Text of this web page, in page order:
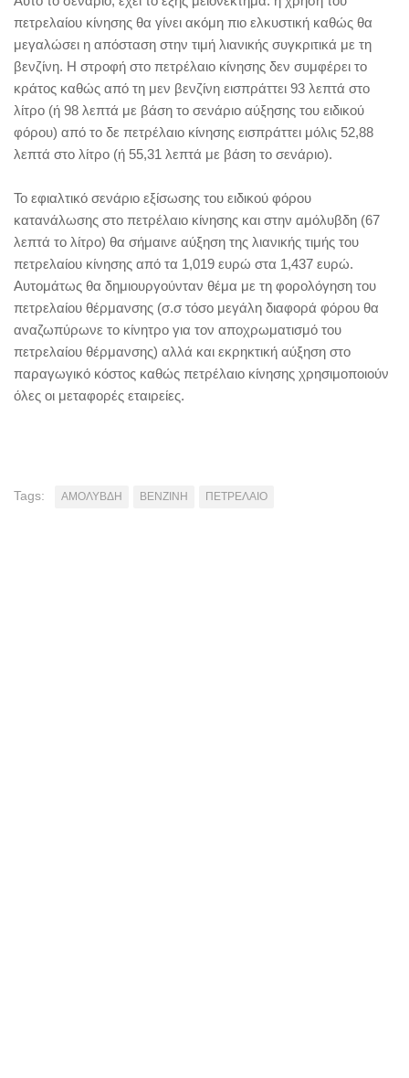
πετρελαίου κίνησης θα γίνει ακόμη πιο ελκυστική καθώς θα
μεγαλώσει η απόσταση στην τιμή λιανικής συγκριτικά με τη
βενζίνη. Η στροφή στο πετρέλαιο κίνησης δεν συμφέρει το
κράτος καθώς από τη μεν βενζίνη εισπράττει 93 λεπτά στο
λίτρο (ή 98 λεπτά με βάση το σενάριο αύξησης του ειδικού
φόρου) από το δε πετρέλαιο κίνησης εισπράττει μόλις 52,88
λεπτά στο λίτρο (ή 55,31 λεπτά με βάση το σενάριο).
Το εφιαλτικό σενάριο εξίσωσης του ειδικού φόρου
κατανάλωσης στο πετρέλαιο κίνησης και στην αμόλυβδη (67
λεπτά το λίτρο) θα σήμαινε αύξηση της λιανικής τιμής του
πετρελαίου κίνησης από τα 1,019 ευρώ στα 1,437 ευρώ.
Αυτομάτως θα δημιουργούνταν θέμα με τη φορολόγηση του
πετρελαίου θέρμανσης (σ.σ τόσο μεγάλη διαφορά φόρου θα
αναζωπύρωνε το κίνητρο για τον αποχρωματισμό του
πετρελαίου θέρμανσης) αλλά και εκρηκτική αύξηση στο
παραγωγικό κόστος καθώς πετρέλαιο κίνησης χρησιμοποιούν
όλες οι μεταφορές εταιρείες.
Tags: ΑΜΟΛΥΒΔΗ ΒΕΝΖΙΝΗ ΠΕΤΡΕΛΑΙΟ